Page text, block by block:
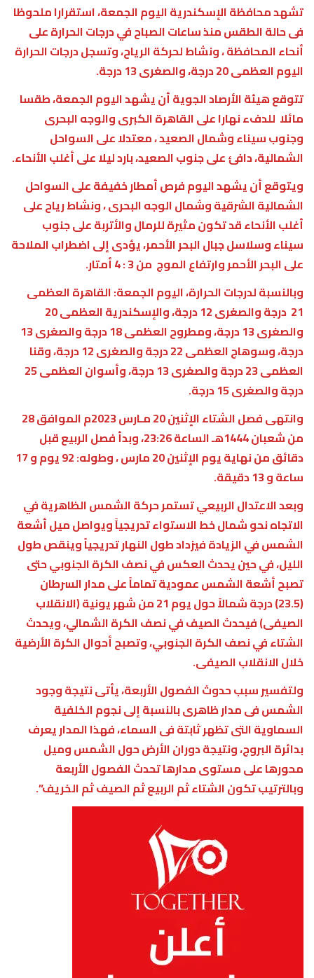
تشهد محافظة الإسكندرية اليوم الجمعة، استقرارا ملحوظا
فى حالة الطقس منذ ساعات الصباح في درجات الحرارة على
أنحاء المحافظة ، ونشاط لحركة الرياح، وتسجل درجات الحرارة
اليوم العظمى 20 درجة، والصغرى 13 درجة.
تتوقع هيئة الأرصاد الجوية أن يشهد اليوم الجمعة، طقسا
مائلا للدفء نهارا على القاهرة الكبرى والوجه البحرى
وجنوب سيناء وشمال الصعيد ، معتدلا على السواحل
الشمالية، دافئ على جنوب الصعيد، بارد ليلا على أغلب الأنحاء.
ويتوقع أن يشهد اليوم فرص أمطار خفيفة على السواحل
الشمالية الشرقية وشمال الوجه البحرى ، ونشاط رياح على
أغلب الأنحاء قد تكون مثيرة للرمال والأتربة على جنوب
سيناء وسلاسل جبال البحر الأحمر، يؤدى إلى اضطراب الملاحة
على البحر الأحمر وارتفاع الموج من 3 : 4 أمتار.
وبالنسبة لدرجات الحرارة، اليوم الجمعة: القاهرة العظمى
21 درجة والصغرى 12 درجة، والإسكندرية العظمى 20
والصغرى 13 درجة، ومطروح العظمى 18 درجة والصغرى 13
درجة، وسوهاج العظمى 22 درجة والصغرى 12 درجة، وقنا
العظمى 23 درجة والصغرى 13 درجة، وأسوان العظمى 25
درجة والصغرى 15 درجة.
وانتهى فصل الشتاء الإثنين 20 مـارس 2023م الموافق 28
من شعبان 1444هـ الساعة 23:26، وبدأ فصل الربيع قبل
دقائق من نهاية يوم الإثنين 20 مارس ، وطوله: 92 يوم و 17
ساعة و 13 دقيقة.
وبعد الاعتدال الربيعي تستمر حركة الشمس الظاهرية في
الاتجاه نحو شمال خط الاستواء تدريجياً ويواصل ميل أشعة
الشمس في الزيادة فيزداد طول النهار تدريجياً وينقص طول
الليل، في حين يحدث العكس في نصف الكرة الجنوبي حتى
تصبح أشعة الشمس عمودية تماماً على مدار السرطان
(23.5) درجة شمالاً حول يوم 21 من شهر يونية (الانقلاب
الصيفى) فيحدث الصيف في نصف الكرة الشمالي، ويحدث
الشتاء في نصف الكرة الجنوبي، وتصبح أحوال الكرة الأرضية
خلال الانقلاب الصيفى.
ولتفسير سبب حدوث الفصول الأربعة، يأتى نتيجة وجود
الشمس فى مدار ظاهرى بالنسبة إلى نجوم الخلفية
السماوية التى تظهر ثابتة فى السماء، فهذا المدار يعرف
بدائرة البروج، ونتيجة دوران الأرض حول الشمس وميل
محورها على مستوى مدارها تحدث الفصول الأربعة
وبالترتيب تكون الشتاء ثم الربيع ثم الصيف ثم الخريف”.